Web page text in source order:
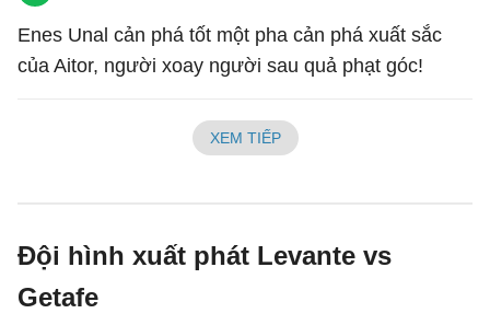
Enes Unal cản phá tốt một pha cản phá xuất sắc
của Aitor, người xoay người sau quả phạt góc!
XEM TIẾP
Đội hình xuất phát Levante vs
Getafe